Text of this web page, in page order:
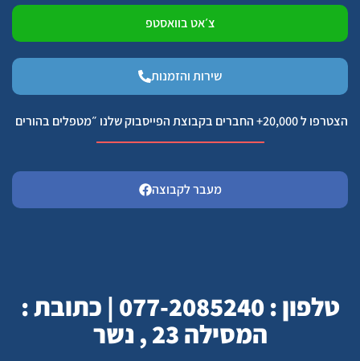
צ׳אט בוואסטפ
שירות והזמנות
הצטרפו ל 20,000+ החברים בקבוצת הפייסבוק שלנו ״מטפלים בהורים
מעבר לקבוצה
טלפון : 077-2085240 | כתובת :
המסילה 23 , נשר